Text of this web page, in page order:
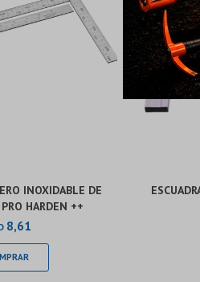
INOXIDABLE DE
HARDEN ++
8,61